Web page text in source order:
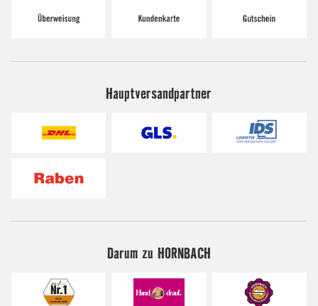
Hauptversandpartner
Darum zu HORNBACH